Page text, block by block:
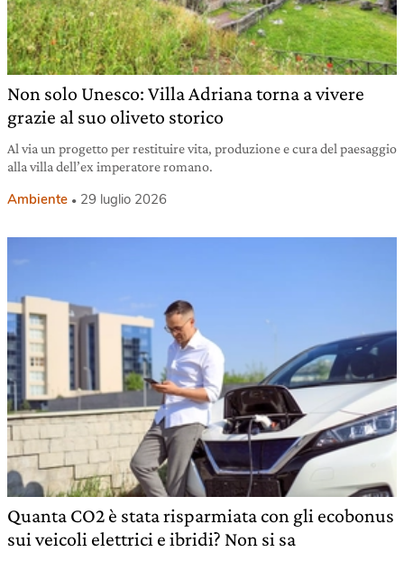
Non solo Unesco: Villa Adriana torna a vivere
grazie al suo oliveto storico
Al via un progetto per restituire vita, produzione e cura del paesaggio
alla villa dell’ex imperatore romano.
Ambiente 29 luglio 2026
Quanta CO2 è stata risparmiata con gli ecobonus
sui veicoli elettrici e ibridi? Non si sa